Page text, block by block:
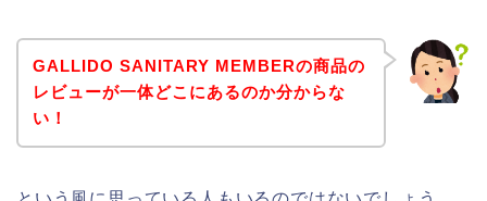
GALLIDO SANITARY MEMBERの商品の
レビューが一体どこにあるのか分からな
い！